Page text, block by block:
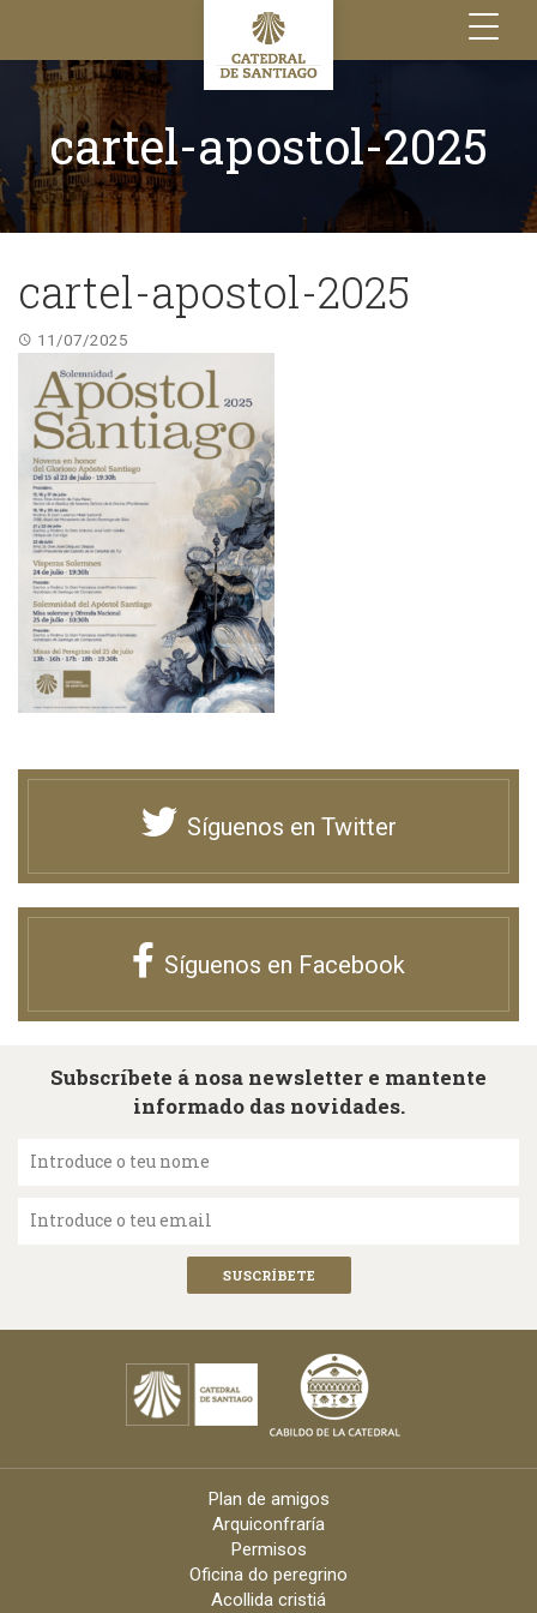
Toggle
navigation
cartel-apostol-2025
cartel-apostol-2025
11/07/2025
Síguenos en Twitter
Síguenos en Facebook
Subscríbete á nosa newsletter e mantente
informado das novidades.
Introduce o teu nome
Introduce o teu email
Plan de amigos
Arquiconfraría
Permisos
Oficina do peregrino
Acollida cristiá